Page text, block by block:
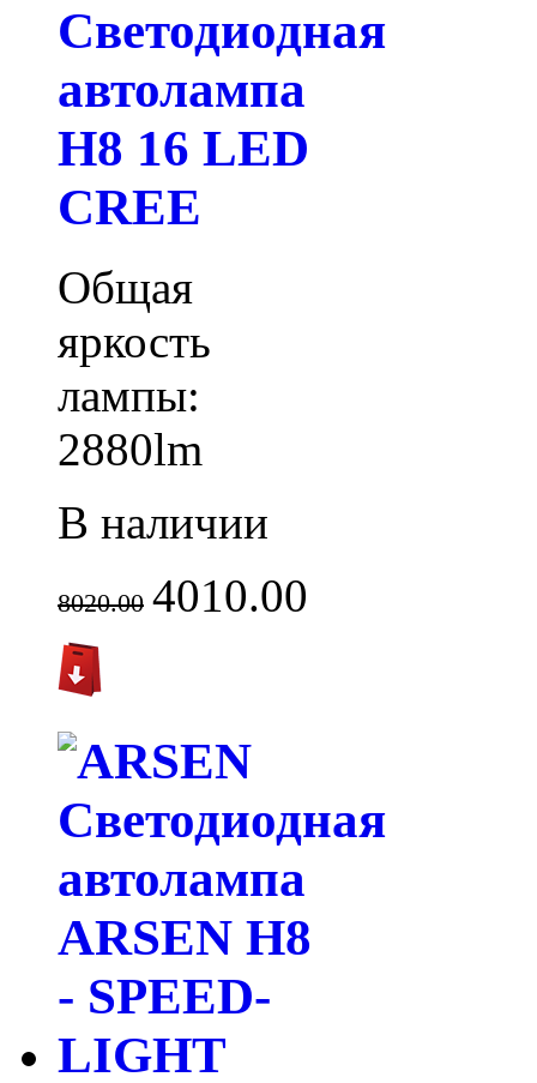
Светодиодная
автолампа
H8 16 LED
CREE
Общая
яркость
лампы:
2880lm
В наличии
8020.00 4010.00